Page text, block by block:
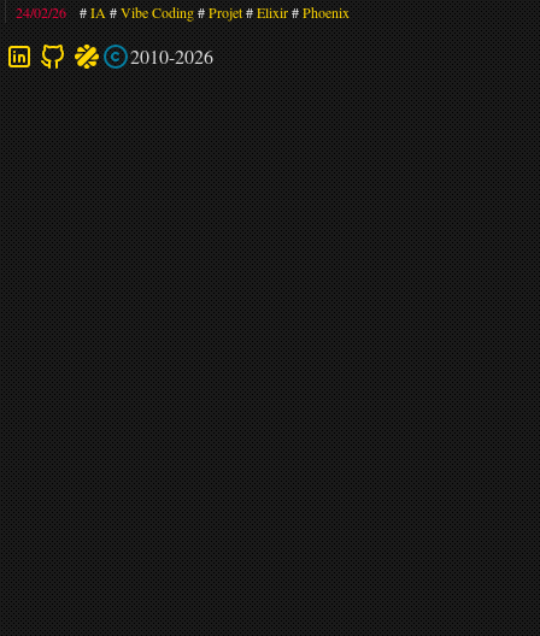
24/02/26 IA Vibe Coding Projet Elixir Phoenix
2010-2026